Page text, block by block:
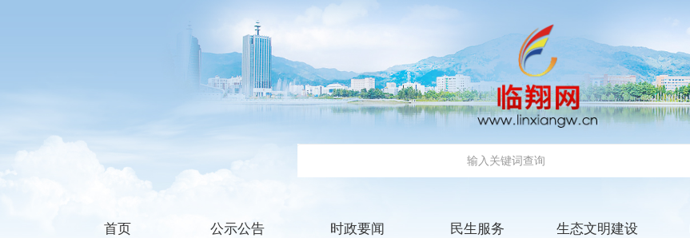
首页 公示公告 时政要闻 民生服务 生态文明建设